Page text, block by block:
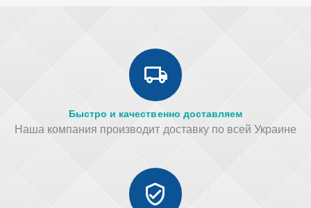
Быстро и качественно доставляем
Наша компания производит доставку по всей Украине